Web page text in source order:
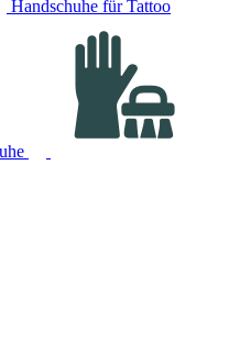
Handschuhe für Tattoo